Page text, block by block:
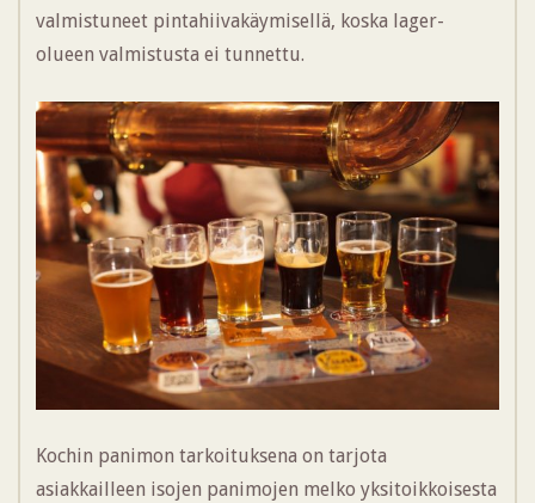
valmistuneet pintahiivakäymisellä, koska lager-
olueen valmistusta ei tunnettu.
Kochin panimon tarkoituksena on tarjota
asiakkailleen isojen panimojen melko yksitoikkoisesta